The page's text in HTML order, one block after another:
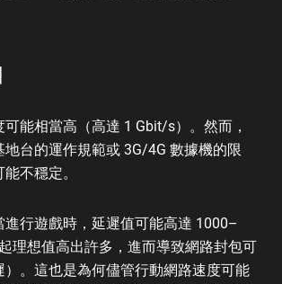
能相當高（高達 1 Gbit/s）。然而，
地台的運作規範或 3G/4G 數據機的限
不穩定。
進行遊戲時，延遲值可能高達 1000–
理想值高出許多，進而導致網路封包可
）。這也是為何儘管行動網路速度可能